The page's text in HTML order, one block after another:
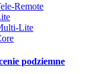
Remote
Lite
podziemne